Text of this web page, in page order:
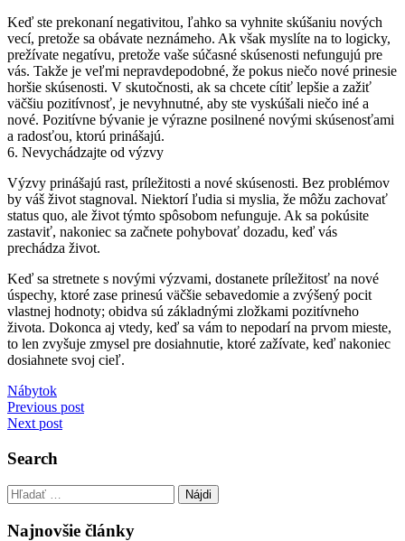
Keď ste prekonaní negativitou, ľahko sa vyhnite skúšaniu nových
vecí, pretože sa obávate neznámeho. Ak však myslíte na to logicky,
prežívate negatívu, pretože vaše súčasné skúsenosti nefungujú pre
vás. Takže je veľmi nepravdepodobné, že pokus niečo nové prinesie
horšie skúsenosti. V skutočnosti, ak sa chcete cítiť lepšie a zažiť
väčšiu pozitívnosť, je nevyhnutné, aby ste vyskúšali niečo iné a
nové. Pozitívne bývanie je výrazne posilnené novými skúsenosťami
a radosťou, ktorú prinášajú.
6. Nevychádzajte od výzvy
Výzvy prinášajú rast, príležitosti a nové skúsenosti. Bez problémov
by váš život stagnoval. Niektorí ľudia si myslia, že môžu zachovať
status quo, ale život týmto spôsobom nefunguje. Ak sa pokúsite
zastaviť, nakoniec sa začnete pohybovať dozadu, keď vás
prechádza život.
Keď sa stretnete s novými výzvami, dostanete príležitosť na nové
úspechy, ktoré zase prinesú väčšie sebavedomie a zvýšený pocit
vlastnej hodnoty; obidva sú základnými zložkami pozitívneho
života. Dokonca aj vtedy, keď sa vám to nepodarí na prvom mieste,
to len zvyšuje zmysel pre dosiahnutie, ktoré zažívate, keď nakoniec
dosiahnete svoj cieľ.
Nábytok
Navigácia
v
článku
Previous post
Next post
Search
Hľadať:
Najnovšie články